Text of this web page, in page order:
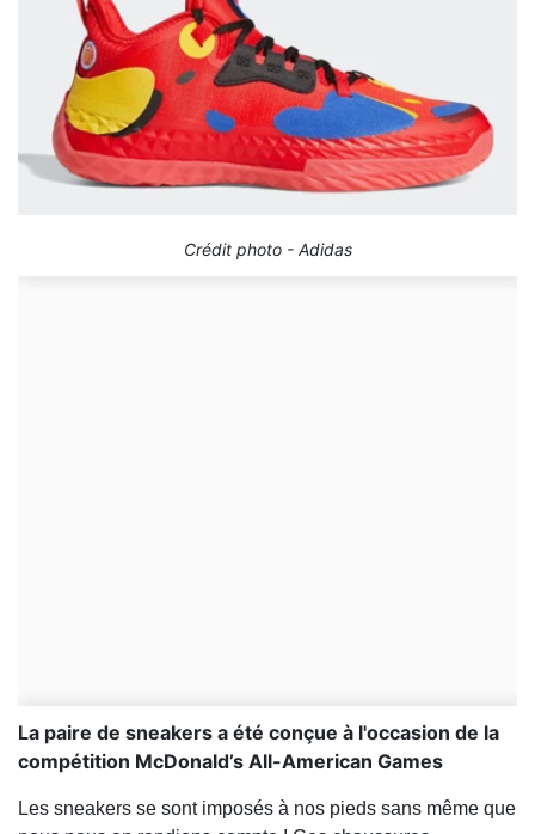
Crédit photo - Adidas
La paire de sneakers a été conçue à l'occasion de la
compétition McDonald’s All-American Games
Les sneakers se sont imposés à nos pieds sans même que